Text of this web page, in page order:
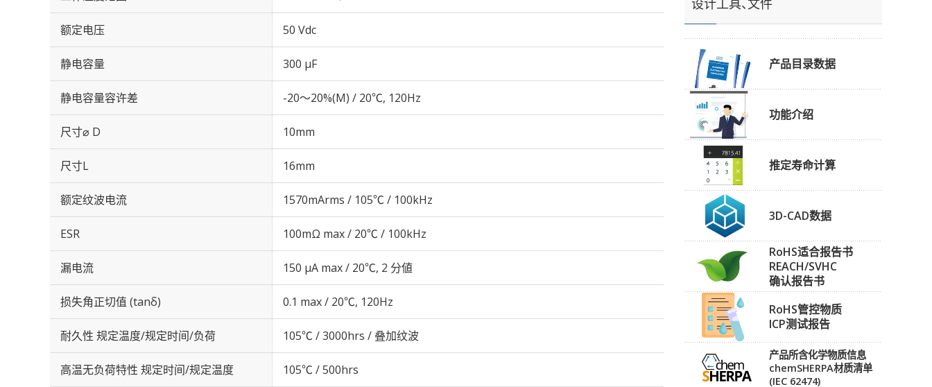
额定电压 50 Vdc
静电容量 300 µF
静电容量容许差 -20～20%(M) / 20℃, 120Hz
尺寸⌀ D 10mm
尺寸L 16mm
额定纹波电流 1570mArms / 105℃ / 100kHz
ESR 100mΩ max / 20℃ / 100kHz
漏电流 150 μA max / 20℃, 2 分値
损失角正切值 (tanδ) 0.1 max / 20℃, 120Hz
耐久性 规定温度/规定时间/负荷 105℃ / 3000hrs / 叠加纹波
高温无负荷特性 规定时间/规定温度 105℃ / 500hrs
设计工具、文件
产品目录数据
功能介绍
推定寿命计算
3D-CAD数据
RoHS适合报告书
REACH/SVHC
确认报告书
RoHS管控物质
ICP测试报告
产品所含化学物质信息
chemSHERPA材质清单
(IEC 62474)